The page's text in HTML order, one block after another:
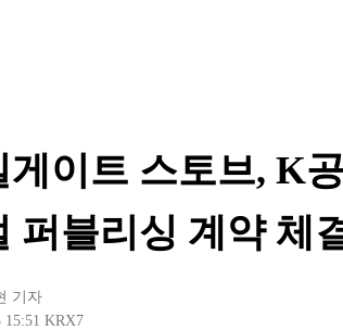
게이트 스토브, K
퍼블리싱 계약 체
기자
15:51 KRX7